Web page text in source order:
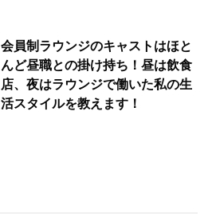
会員制ラウンジのキャストはほと
んど昼職との掛け持ち！昼は飲食
店、夜はラウンジで働いた私の生
活スタイルを教えます！